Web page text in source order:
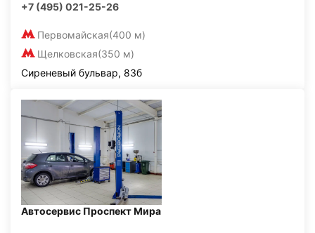
+7 (495) 021-25-26
Первомайская(400 м)
Щелковская(350 м)
Сиреневый бульвар, 83б
Автосервис Проспект Мира